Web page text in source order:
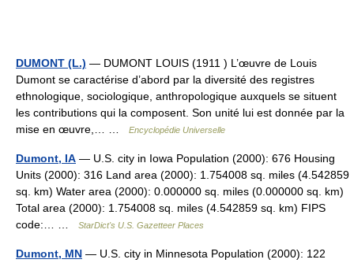
DUMONT (L.) — DUMONT LOUIS (1911 ) L’œuvre de Louis
Dumont se caractérise d’abord par la diversité des registres
ethnologique, sociologique, anthropologique auxquels se situent
les contributions qui la composent. Son unité lui est donnée par la
mise en œuvre,… …
Encyclopédie Universelle
Dumont, IA — U.S. city in Iowa Population (2000): 676 Housing
Units (2000): 316 Land area (2000): 1.754008 sq. miles (4.542859
sq. km) Water area (2000): 0.000000 sq. miles (0.000000 sq. km)
Total area (2000): 1.754008 sq. miles (4.542859 sq. km) FIPS
code:… …
StarDict's U.S. Gazetteer Places
Dumont, MN — U.S. city in Minnesota Population (2000): 122